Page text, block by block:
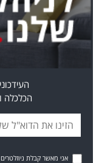
אדום
אחרינו:
הכלכלה
אני מאשר קבלת ניוזלטרים